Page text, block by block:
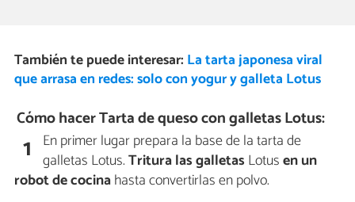
También te puede interesar: La tarta japonesa viral
que arrasa en redes: solo con yogur y galleta Lotus
Cómo hacer Tarta de queso con galletas Lotus:
1 En primer lugar prepara la base de la tarta de
galletas Lotus.Tritura las galletas Lotusen un
robot de cocinahasta convertirlas en polvo.